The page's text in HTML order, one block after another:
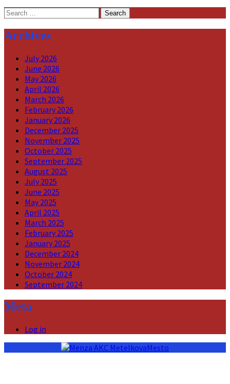
Search
Archives
July 2026
June 2026
May 2026
April 2026
March 2026
February 2026
January 2026
December 2025
November 2025
October 2025
September 2025
August 2025
July 2025
June 2025
May 2025
April 2025
March 2025
February 2025
January 2025
December 2024
November 2024
October 2024
September 2024
Meta
Log in
AKC MetelkovaMesto